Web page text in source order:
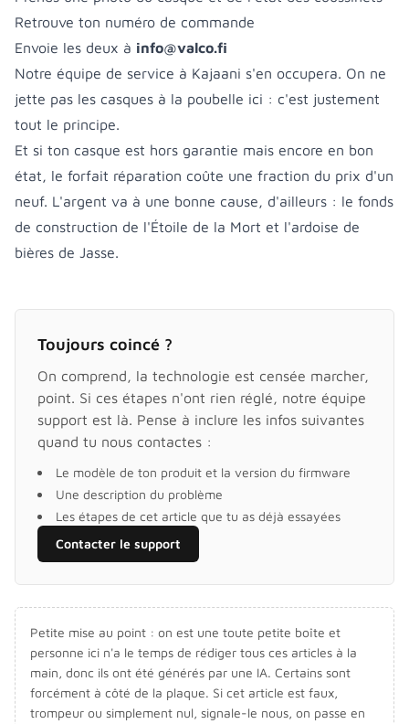
Retrouve ton numéro de commande
Envoie les deux à info@valco.fi
Notre équipe de service à Kajaani s'en occupera. On ne
jette pas les casques à la poubelle ici : c'est justement
tout le principe.
Et si ton casque est hors garantie mais encore en bon
état, le forfait réparation coûte une fraction du prix d'un
neuf. L'argent va à une bonne cause, d'ailleurs : le fonds
de construction de l'Étoile de la Mort et l'ardoise de
bières de Jasse.
Toujours coincé ?
On comprend, la technologie est censée marcher,
point. Si ces étapes n'ont rien réglé, notre équipe
support est là. Pense à inclure les infos suivantes
quand tu nous contactes :
Le modèle de ton produit et la version du firmware
Une description du problème
Les étapes de cet article que tu as déjà essayées
Contacter le support
Petite mise au point : on est une toute petite boîte et
personne ici n'a le temps de rédiger tous ces articles à la
main, donc ils ont été générés par une IA. Certains sont
forcément à côté de la plaque. Si cet article est faux,
trompeur ou simplement nul, signale-le nous, on passe en